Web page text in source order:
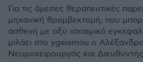
Για τις άμεσες θεραπευτικές
μηχανική θρομβεκτομή, που
ασθενή με οξύ ισχαιμικό
μιλάει στο ygeiamou ο
Νευροχειρουργός και